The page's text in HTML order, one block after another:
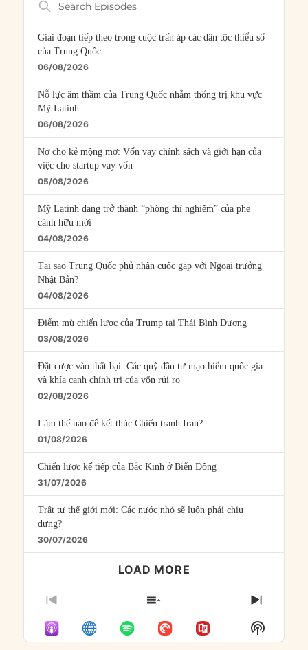
Episodes
Giai đoạn tiếp theo trong cuộc trấn áp các dân tộc thiểu số
của Trung Quốc
06/08/2026
Nỗ lực âm thầm của Trung Quốc nhằm thống trị khu vực
Mỹ Latinh
06/08/2026
Nợ cho kẻ mộng mơ: Vốn vay chính sách và giới hạn của
việc cho startup vay vốn
05/08/2026
Mỹ Latinh đang trở thành “phòng thí nghiệm” của phe
cánh hữu mới
04/08/2026
Tại sao Trung Quốc phủ nhận cuộc gặp với Ngoại trưởng
Nhật Bản?
04/08/2026
Điểm mù chiến lược của Trump tại Thái Bình Dương
03/08/2026
Đặt cược vào thất bại: Các quỹ đầu tư mạo hiểm quốc gia
và khía cạnh chính trị của vốn rủi ro
02/08/2026
Làm thế nào để kết thúc Chiến tranh Iran?
01/08/2026
Chiến lược kế tiếp của Bắc Kinh ở Biển Đông
31/07/2026
Trật tự thế giới mới: Các nước nhỏ sẽ luôn phải chịu
đựng?
30/07/2026
LOAD MORE
PREVIOUS
EPISODE
SHOW
EPISODES
LIST
NEXT
Show
Podcast